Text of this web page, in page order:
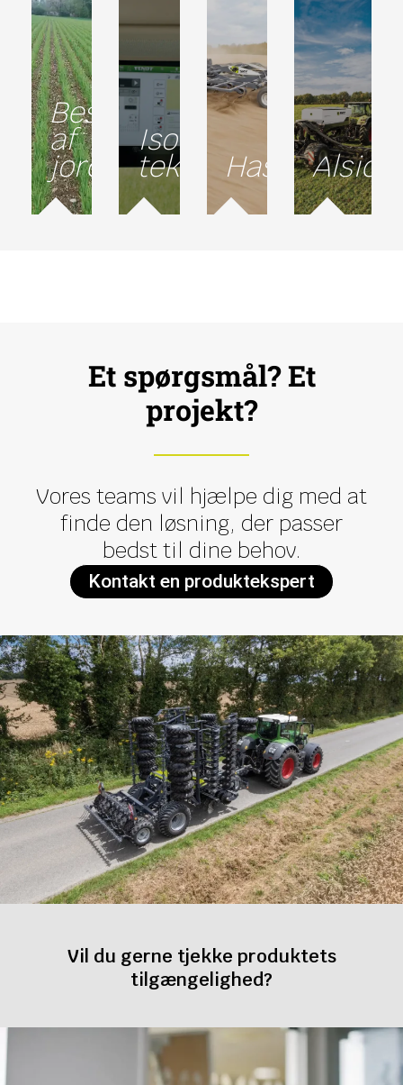
Beskyttelse
af
jord
Isobus-
teknologiHastighed
Et spørgsmål? Et
projekt?
Vores teams vil hjælpe dig med at
finde den løsning, der passer
bedst til dine behov.
Kontakt en produktekspert
Vil du gerne tjekke produktets
tilgængelighed?